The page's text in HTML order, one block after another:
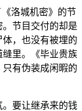
洛城机密》的节
节目交付的却是
，也没有被埋的
里。《毕业贵族
有伪装成闲暇的
要让继承来的钱